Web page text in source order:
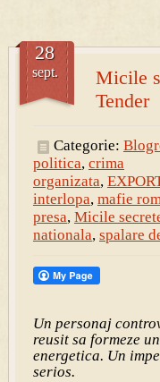
Micile
Tender
28
sept.
Categorie:
politica, crima
organizata,
interlopa, mafie
presa, Micile
nationala, spalare
Un personaj
reusit sa formeze
energetica. Un
serios.